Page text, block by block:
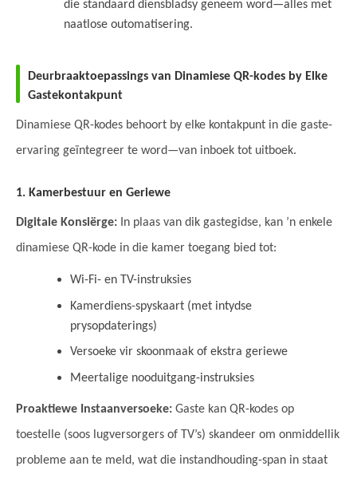
die standaard diensbladsy geneem word—alles met
naatlose outomatisering.
Deurbraaktoepassings van Dinamiese QR-kodes by Elke
Gastekontakpunt
Dinamiese QR-kodes behoort by elke kontakpunt in die gaste-
ervaring geïntegreer te word—van inboek tot uitboek.
1. Kamerbestuur en Geriewe
Digitale Konsiërge: In plaas van dik gastegidse, kan ’n enkele
dinamiese QR-kode in die kamer toegang bied tot:
Wi-Fi- en TV-instruksies
Kamerdiens-spyskaart (met intydse
prysopdaterings)
Versoeke vir skoonmaak of ekstra geriewe
Meertalige nooduitgang-instruksies
Proaktiewe Instaanversoeke: Gaste kan QR-kodes op
toestelle (soos lugversorgers of TV’s) skandeer om onmiddellik
probleme aan te meld, wat die instandhouding-span in staat